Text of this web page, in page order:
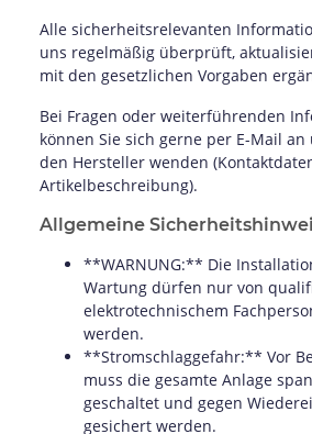
Alle sicherheitsrelevanten
uns regelmäßig überprüft,
mit den gesetzlichen Vorgaben
Bei Fragen oder weiterführenden
können Sie sich gerne per E-Mail
den Hersteller wenden
Artikelbeschreibung).
Allgemeine
**WARNUNG:** Die
Wartung dürfen nur von
elektrotechnischem
werden.
**Stromschlaggefahr:** Vor
muss die gesamte Anlage
geschaltet und gegen
gesichert werden.